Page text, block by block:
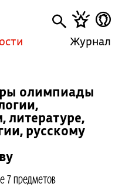
Журнал
олимпиады
русскому
7 предметов